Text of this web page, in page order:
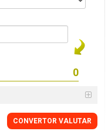
CONVERTOR VALUTAR